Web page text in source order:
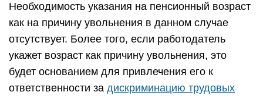
Необходимость указания на пенсионный возраст
как на причину увольнения в данном случае
отсутствует. Более того, если работодатель
укажет возраст как причину увольнения, это
будет основанием для привлечения его к
ответственности за дискриминацию трудовых